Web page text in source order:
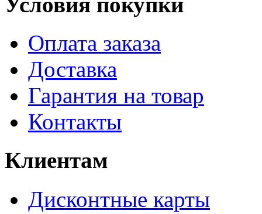
Оплата заказа
Доставка
Гарантия на товар
Контакты
Клиентам
Дисконтные карты